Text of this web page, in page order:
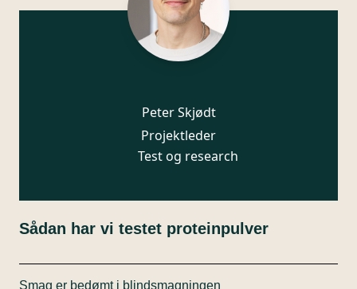
Peter Skjødt
Projektleder
Test og research
Sådan har vi testet proteinpulver
Smag er bedømt i blindsmagningen